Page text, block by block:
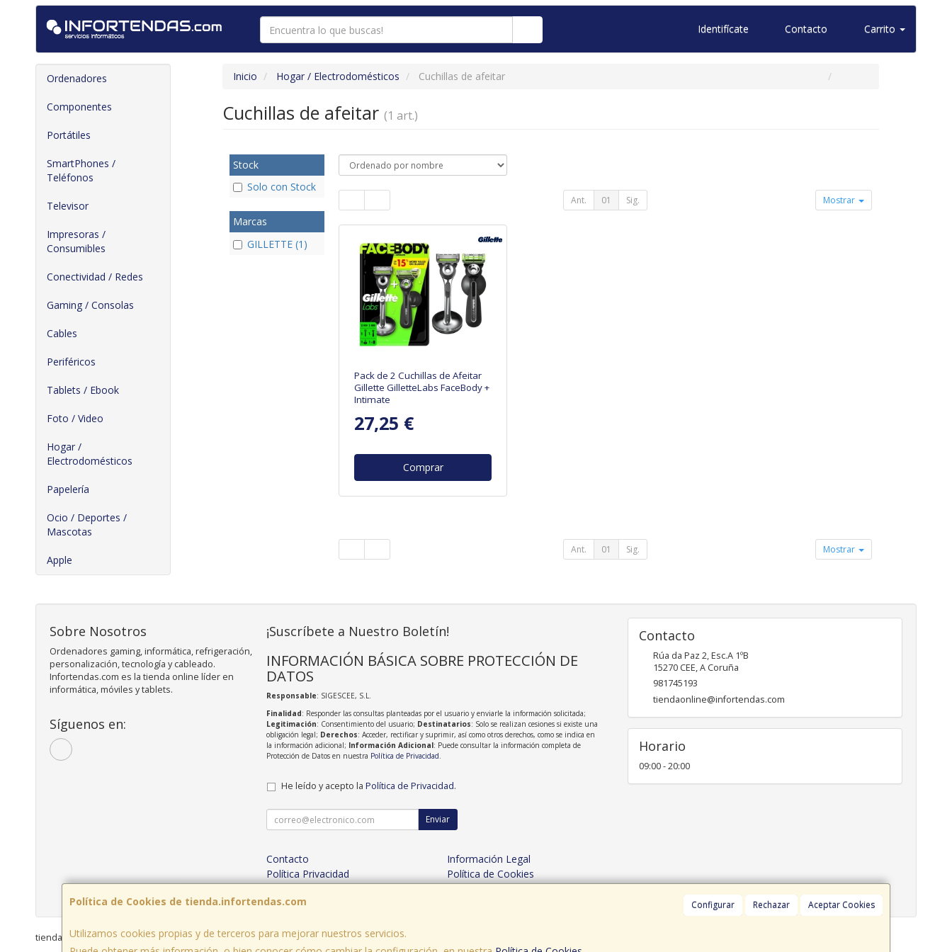
Identifícate Contacto Carrito
Ordenadores
Componentes
Portátiles
SmartPhones /
Teléfonos
Televisor
Impresoras /
Consumibles
Conectividad / Redes
Gaming / Consolas
Cables
Periféricos
Tablets / Ebook
Foto / Video
Hogar /
Electrodomésticos
Papelería
Ocio / Deportes /
Mascotas
Apple
Inicio Hogar / Electrodomésticos Cuchillas de afeitar
Cuchillas de afeitar (1 art.)
Stock
Solo con Stock
Marcas
GILLETTE (1)
Ant. 01 Sig. Mostrar
Pack de 2 Cuchillas de Afeitar
Gillette GilletteLabs FaceBody +
Intimate
27,25 €
Comprar
Ant. 01 Sig. Mostrar
Política de Cookies de tienda.infortendas.com Configurar Rechazar Aceptar Cookies
Utilizamos cookies propias y de terceros para mejorar nuestros servicios.
Sobre Nosotros
Ordenadores gaming, informática, refrigeración,
personalización, tecnología y cableado.
Infortendas.com es la tienda online líder en
informática, móviles y tablets.
Síguenos en:
¡Suscríbete a Nuestro Boletín!
INFORMACIÓN BÁSICA SOBRE PROTECCIÓN DE
DATOS
Responsable: SIGESCEE, S.L.
Finalidad: Responder las consultas planteadas por el usuario y enviarle la información solicitada;
Legitimación: Consentimiento del usuario; Destinatarios: Solo se realizan cesiones si existe una
obligación legal; Derechos: Acceder, rectificar y suprimir, así como otros derechos, como se indica en
la información adicional; Información Adicional: Puede consultar la información completa de
Protección de Datos en nuestra Política de Privacidad.
He leído y acepto la Política de Privacidad.
Enviar
Contacto
Información Legal
Política Privacidad
Política de Cookies
Condiciones de Compra
Formas de Pago
Contacto
Rúa da Paz 2, Esc.A 1ºB
15270 CEE,A Coruña
981745193
tiendaonline@infortendas.com
Horario
09:00 - 20:00
tienda.infortendas.com © 2026